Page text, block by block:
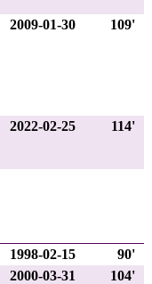
2009-01-30 109'
2022-02-25 114'
1998-02-15
90'
2000-03-31
104'